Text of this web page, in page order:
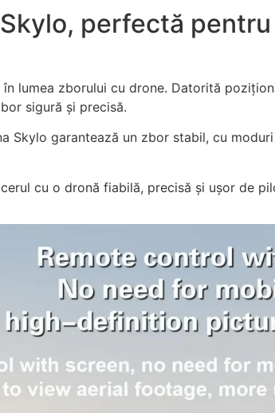
perfectă
lumea zborului cu drone. Datorită
sigură și precisă.
Skylo garantează un zbor stabil, cu
cu o dronă fiabilă, precisă și ușor de